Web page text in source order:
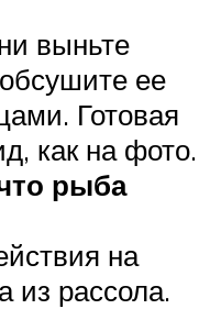
выньте
ее
Готовая
как на фото.
рыба
на
из рассола.